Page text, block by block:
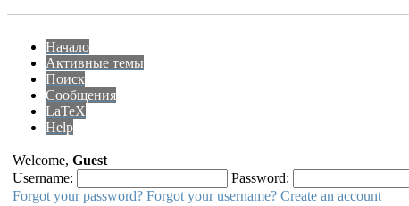
Начало
Активные темы
Поиск
Сообщения
LaTeX
Help
Welcome, Guest
Username:
Password:
Forgot your password? Forgot your username? Create an account